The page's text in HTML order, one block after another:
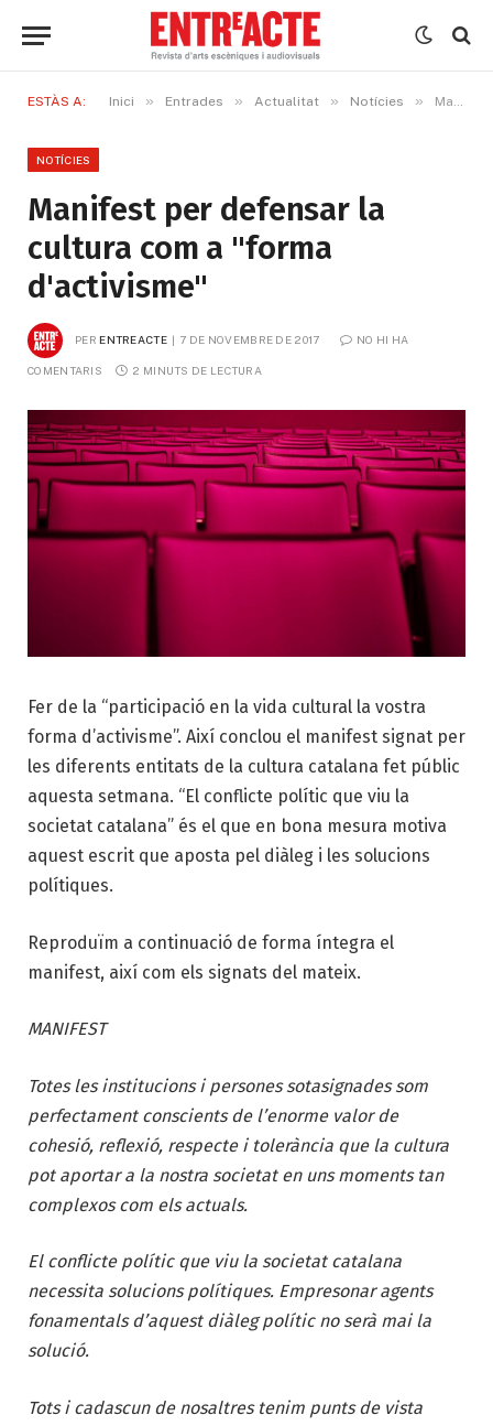
ESTÀS A: Inici » Entrades » Actualitat » Notícies » Manifest per defensar la cultura com a "forma d'activisme"
NOTÍCIES
Manifest per defensar la
cultura com a "forma
d'activisme"
PER ENTREACTE 7 DE NOVEMBRE DE 2017 NO HI HA
COMENTARIS 2 MINUTS DE LECTURA
Fer de la “participació en la vida cultural la vostra
forma d’activisme”. Així conclou el manifest signat per
les diferents entitats de la cultura catalana fet públic
aquesta setmana. “El conflicte polític que viu la
societat catalana” és el que en bona mesura motiva
aquest escrit que aposta pel diàleg i les solucions
polítiques.
Reproduïm a continuació de forma íntegra el
manifest, així com els signats del mateix.
MANIFEST
Totes les institucions i persones sotasignades som
perfectament conscients de l’enorme valor de
cohesió, reflexió, respecte i tolerància que la cultura
pot aportar a la nostra societat en uns moments tan
complexos com els actuals.
El conflicte polític que viu la societat catalana
necessita solucions polítiques. Empresonar agents
fonamentals d’aquest diàleg polític no serà mai la
solució.
Tots i cadascun de nosaltres tenim punts de vista